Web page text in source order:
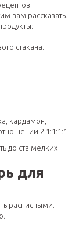
вам рассказать.
стакана.
кардамон,
2:1:1:1:1.
до ста мелких
для
расписными.